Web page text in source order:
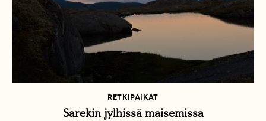
RETKIPAIKAT
Sarekin jylhissä maisemissa